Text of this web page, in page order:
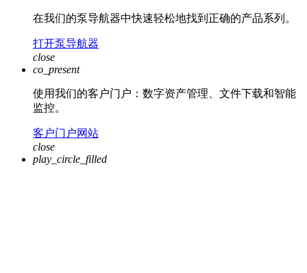
在我们的泵导航器中快速轻松地找到正确的产品系列。
打开泵导航器
close
co_present
使用我们的客户门户：数字资产管理、文件下载和智能
监控。
客户门户网站
close
play_circle_filled